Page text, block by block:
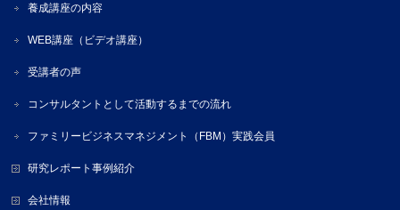
養成講座の内容
WEB講座（ビデオ講座）
受講者の声
コンサルタントとして活動するまでの流れ
ファミリービジネスマネジメント（FBM）実践会員
研究レポート事例紹介
会社情報